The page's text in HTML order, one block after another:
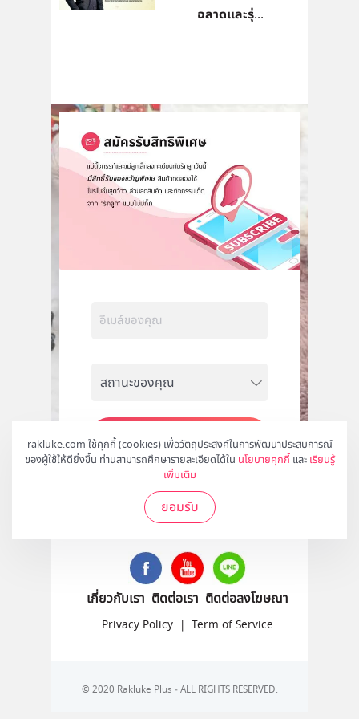
rakluke.com ใช้คุกกี้ (cookies) เพื่อวัตถุประสงค์ในการพัฒนาประสบการณ์
ของผู้ใช้ให้ดียิ่งขึ้น ท่านสามารถศึกษารายละเอียดได้ใน นโยบายคุกกี้ และ เรียนรู้
เพิ่มเติม
ยอมรับ
ฉลาดและรุ่...
สมัคร
ติดตามเราได้ที่
เกี่ยวกับเรา ติดต่อเรา ติดต่อลงโฆษณา
Privacy Policy | Term of Service
© 2020 Rakluke Plus - ALL RIGHTS RESERVED.